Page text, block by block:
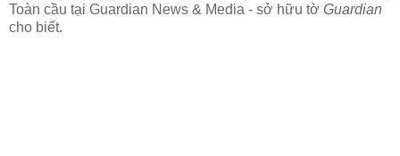
Toàn cầu tại Guardian News & Media - sở hữu tờ Guardian
cho biết.